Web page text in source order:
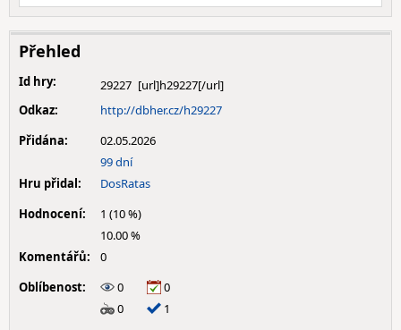
Přehled
Id hry:
29227
Odkaz:
http://dbher.cz/h29227
Přidána:
02.05.2026
99 dní
Hru přidal:
DosRatas
Hodnocení:
1 (10 %)
10.00 %
Komentářů:
0
Oblíbenost:
0
0
0
1